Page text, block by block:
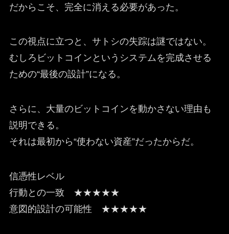
だからこそ、完全に消える必要があった。
この視点に立つと、サトシの失踪は謎ではない。
むしろビットコインというシステムを完成させる
ための“最後の設計”になる。
さらに、大量のビットコインを動かさない理由も
説明できる。
それは最初から“使わない資産”だったからだ。
信憑性レベル
行動との一致 ★★★★★
意図的設計の可能性 ★★★★★